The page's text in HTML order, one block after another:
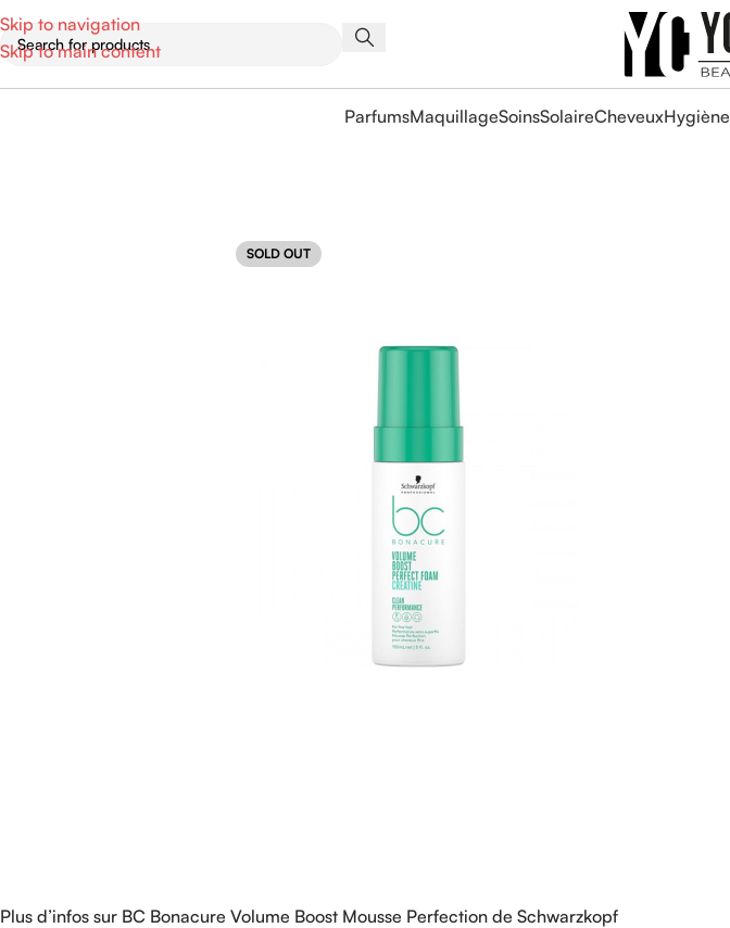
Skip to navigation
Skip to main content
ParfumsMaquillageSoinsSolaireCheveuxHygiène
SOLD OUT
Plus d’infos sur BC Bonacure Volume Boost Mousse Perfection de Schwarzkopf